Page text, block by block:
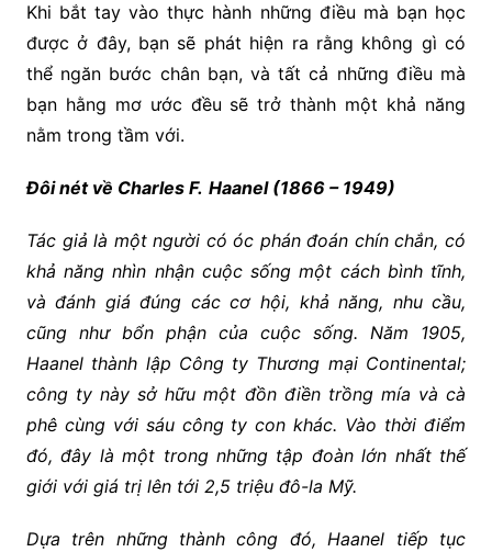
Khi bắt tay vào thực hành những điều mà bạn học
được ở đây, bạn sẽ phát hiện ra rằng không gì có
thể ngăn bước chân bạn, và tất cả những điều mà
bạn hằng mơ ước đều sẽ trở thành một khả năng
nằm trong tầm với.
Đôi nét về Charles F. Haanel(1866 – 1949)
Tác giả là một người có óc phán đoán chín chắn, có
khả năng nhìn nhận cuộc sống một cách bình tĩnh,
và đánh giá đúng các cơ hội, khả năng, nhu cầu,
cũng như bổn phận của cuộc sống. Năm 1905,
Haanel thành lập Công ty Thương mại Continental;
công ty này sở hữu một đồn điền trồng mía và cà
phê cùng với sáu công ty con khác. Vào thời điểm
đó, đây là một trong những tập đoàn lớn nhất thế
giới với giá trị lên tới 2,5 triệu đô-la Mỹ.
Dựa trên những thành công đó, Haanel tiếp tục